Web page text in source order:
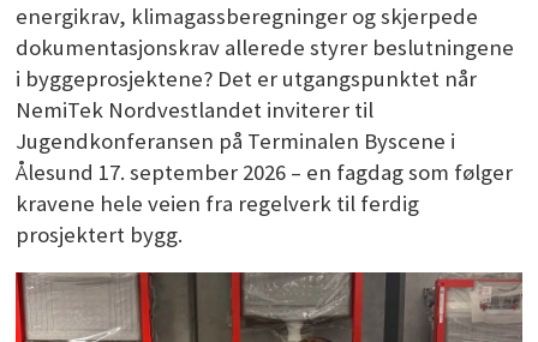
energikrav, klimagassberegninger og skjerpede
dokumentasjonskrav allerede styrer beslutningene
i byggeprosjektene? Det er utgangspunktet når
NemiTek Nordvestlandet inviterer til
Jugendkonferansen på Terminalen Byscene i
Ålesund 17. september 2026 – en fagdag som følger
kravene hele veien fra regelverk til ferdig
prosjektert bygg.